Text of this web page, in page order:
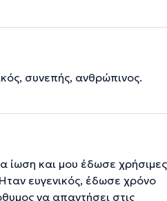
συνεπής, ανθρώπινος.
ίωση και μου έδωσε χρήσιμες
ευγενικός, έδωσε χρόνο
να απαντήσει στις